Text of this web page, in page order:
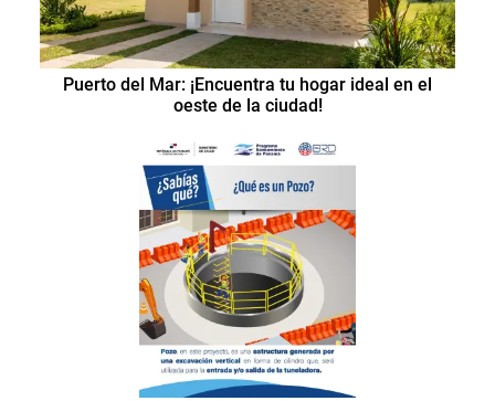
Puerto del Mar: ¡Encuentra tu hogar ideal en el
oeste de la ciudad!